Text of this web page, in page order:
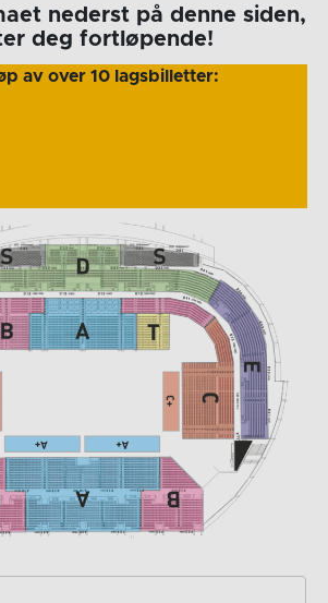
nederst på denne siden,
deg fortløpende!
av over 10 lagsbilletter: